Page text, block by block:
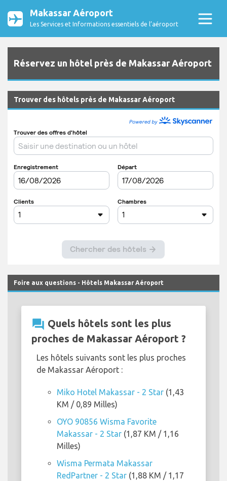
Makassar Aéroport
Les Services et Informations essentiels de l’aéroport
Réservez un hôtel près de Makassar Aéroport
Trouver des hôtels près de Makassar Aéroport
Foire aux questions - Hôtels Makassar Aéroport
question_answer Quels hôtels sont les plus
proches de Makassar Aéroport ?
Les hôtels suivants sont les plus proches
de Makassar Aéroport :
Miko Hotel Makassar - 2 Star (1,43
KM / 0,89 Milles)
OYO 90856 Wisma Favorite
Makassar - 2 Star (1,87 KM / 1,16
Milles)
Wisma Permata Makassar
RedPartner - 2 Star (1,88 KM / 1,17